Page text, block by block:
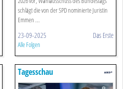
schlägt die von der SPD nominierte Juristin
Emmen ...
23-09-2025 Das Erste
Alle Folgen
Tagesschau